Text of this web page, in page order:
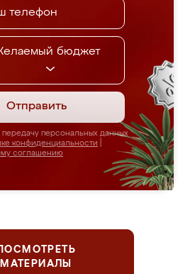
бюджет
Отправить
персональных данных
конфиденциальности
соглашению
ПОСМОТРЕТЬ
МАТЕРИАЛЫ